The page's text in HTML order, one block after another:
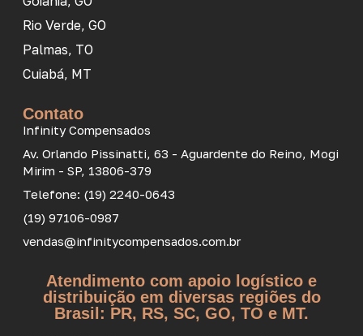
Rio Verde, GO
Palmas, TO
Cuiabá, MT
Contato
Infinity Compensados
Av. Orlando Pissinatti, 63 - Aguardente do Reino, Mogi
Mirim - SP, 13806-379
Telefone: (19) 2240-0643
(19) 97106-0987
vendas@infinitycompensados.com.br
Atendimento com apoio logístico e
distribuição em diversas regiões do
Brasil: PR, RS, SC, GO, TO e MT.